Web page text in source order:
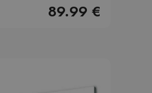
89.99 €